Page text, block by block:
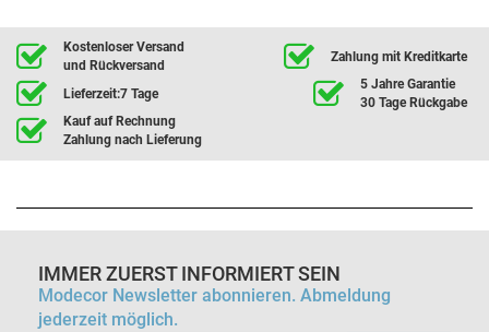
Kostenloser Versand
und Rückversand
Zahlung mit Kreditkarte
Lieferzeit:7 Tage
5 Jahre Garantie
30 Tage Rückgabe
Kauf auf Rechnung
Zahlung nach Lieferung
IMMER ZUERST INFORMIERT SEIN
Modecor Newsletter abonnieren. Abmeldung
jederzeit möglich.